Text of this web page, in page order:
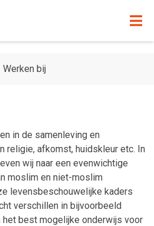
Werken bij
in de samenleving en
religie, afkomst, huidskleur etc. In
wij naar een evenwichtige
moslim en niet-moslim
levensbeschouwelijke kaders
verschillen in bijvoorbeeld
het best mogelijke onderwijs voor